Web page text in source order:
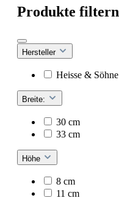
Produkte filtern
Hersteller
Heisse & Söhne
Breite:
30 cm
33 cm
Höhe
8 cm
11 cm